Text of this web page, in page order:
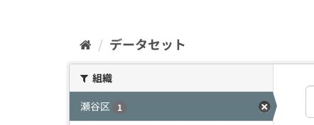
データセット
組織
瀬谷区
1